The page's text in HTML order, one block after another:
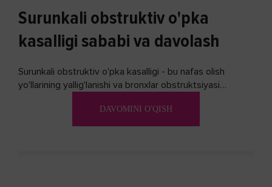
Surunkali obstruktiv o'pka
kasalligi sababi va davolash
Surunkali obstruktiv o'pka kasalligi - bu nafas olish
yo'llarining yallig'lanishi va bronxlar obstruktsiyasi
DAVOMINI O'QISH